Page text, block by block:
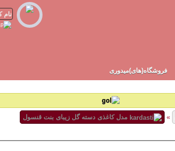
فروشگاه(های)میدوری
» مدل کاغذی دسته گل زیبای بنت قنسول